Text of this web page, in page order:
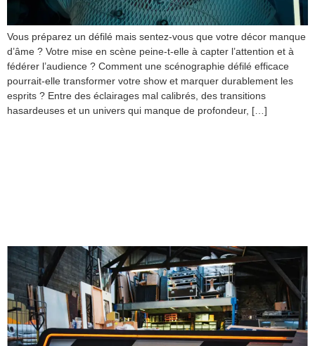
Vous préparez un défilé mais sentez-vous que votre décor manque
d’âme ? Votre mise en scène peine-t-elle à capter l’attention et à
fédérer l’audience ? Comment une scénographie défilé efficace
pourrait-elle transformer votre show et marquer durablement les
esprits ? Entre des éclairages mal calibrés, des transitions
hasardeuses et un univers qui manque de profondeur, […]